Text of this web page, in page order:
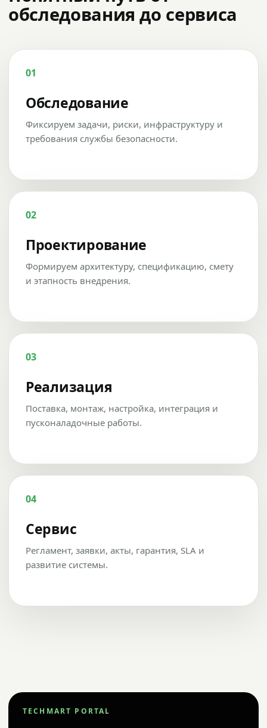
обследования до сервиса
01
Обследование
Фиксируем задачи, риски, инфраструктуру и
требования службы безопасности.
02
Проектирование
Формируем архитектуру, спецификацию, смету
и этапность внедрения.
03
Реализация
Поставка, монтаж, настройка, интеграция и
пусконаладочные работы.
04
Сервис
Регламент, заявки, акты, гарантия, SLA и
развитие системы.
TECHMART PORTAL